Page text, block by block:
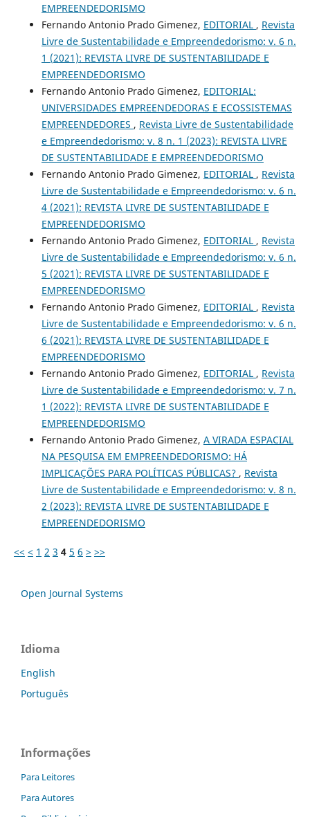
EMPREENDEDORISMO
Fernando Antonio Prado Gimenez, EDITORIAL , Revista
Livre de Sustentabilidade e Empreendedorismo: v. 6 n.
1 (2021): REVISTA LIVRE DE SUSTENTABILIDADE E
EMPREENDEDORISMO
Fernando Antonio Prado Gimenez, EDITORIAL:
UNIVERSIDADES EMPREENDEDORAS E ECOSSISTEMAS
EMPREENDEDORES , Revista Livre de Sustentabilidade
e Empreendedorismo: v. 8 n. 1 (2023): REVISTA LIVRE
DE SUSTENTABILIDADE E EMPREENDEDORISMO
Fernando Antonio Prado Gimenez, EDITORIAL , Revista
Livre de Sustentabilidade e Empreendedorismo: v. 6 n.
4 (2021): REVISTA LIVRE DE SUSTENTABILIDADE E
EMPREENDEDORISMO
Fernando Antonio Prado Gimenez, EDITORIAL , Revista
Livre de Sustentabilidade e Empreendedorismo: v. 6 n.
5 (2021): REVISTA LIVRE DE SUSTENTABILIDADE E
EMPREENDEDORISMO
Fernando Antonio Prado Gimenez, EDITORIAL , Revista
Livre de Sustentabilidade e Empreendedorismo: v. 6 n.
6 (2021): REVISTA LIVRE DE SUSTENTABILIDADE E
EMPREENDEDORISMO
Fernando Antonio Prado Gimenez, EDITORIAL , Revista
Livre de Sustentabilidade e Empreendedorismo: v. 7 n.
1 (2022): REVISTA LIVRE DE SUSTENTABILIDADE E
EMPREENDEDORISMO
Fernando Antonio Prado Gimenez, A VIRADA ESPACIAL
NA PESQUISA EM EMPREENDEDORISMO: HÁ
IMPLICAÇÕES PARA POLÍTICAS PÚBLICAS? , Revista
Livre de Sustentabilidade e Empreendedorismo: v. 8 n.
2 (2023): REVISTA LIVRE DE SUSTENTABILIDADE E
EMPREENDEDORISMO
<< < 1 2 3 4 5 6 > >>
Open Journal Systems
Idioma
English
Português
Informações
Para Leitores
Para Autores